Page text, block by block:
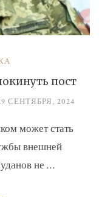
пост
СЕНТЯБРЯ, 2024
может стать
внешней
не …